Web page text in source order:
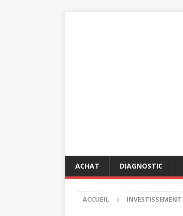
ACHAT DIAGNOSTIC
ACCUEIL INVESTISSEMENT